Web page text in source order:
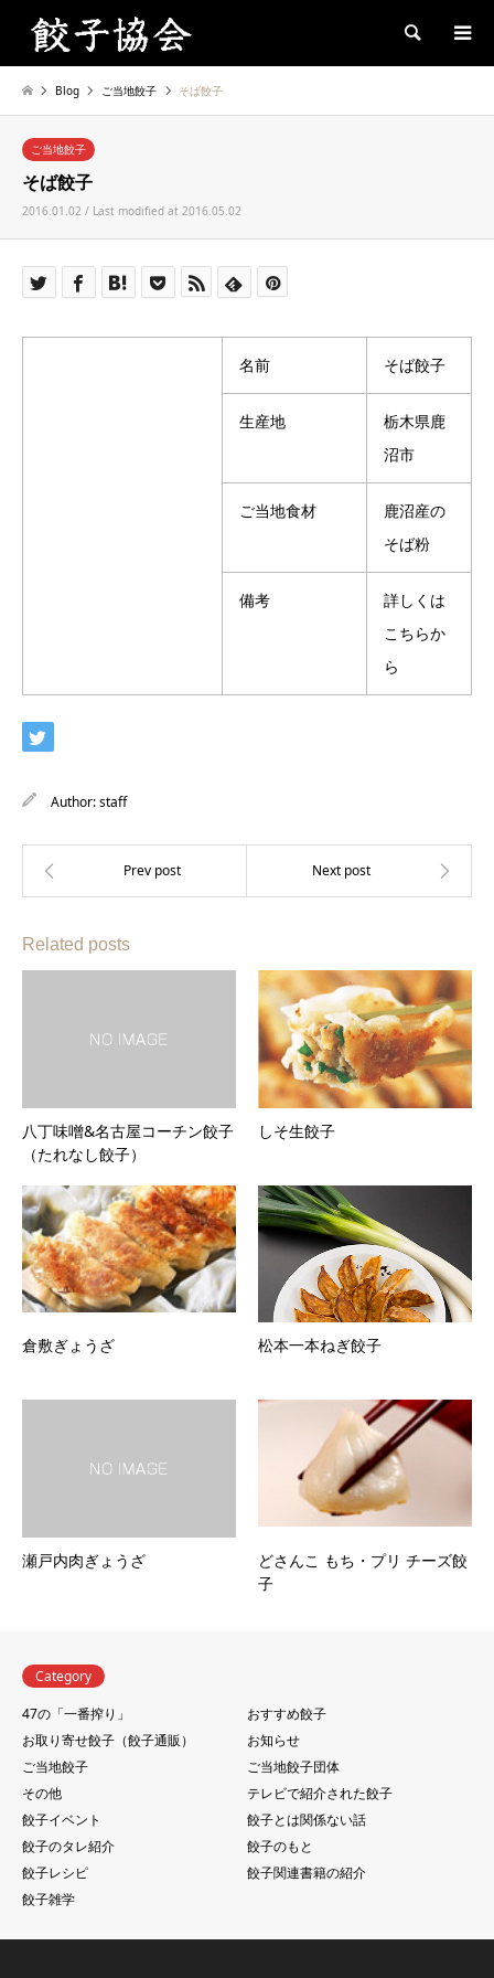
Search
Blog ご当地餃子 そば餃子
ご当地餃子
そば餃子
2016.01.02 / Last modified at 2016.05.02
名前 そば餃子
生産地
栃木県鹿
沼市
ご当地食材
鹿沼産の
そば粉
備考
詳しくは
こちらか
ら
Author:staff
Related posts
八丁味噌&名古屋コーチン餃子
（たれなし餃子）
しそ生餃子
倉敷ぎょうざ 松本一本ねぎ餃子
瀬戸内肉ぎょうざ
どさんこ もち・プリ チーズ餃
子
Category
47の「一番搾り」
おすすめ餃子
お取り寄せ餃子（餃子通販）
お知らせ
ご当地餃子
ご当地餃子団体
その他
テレビで紹介された餃子
餃子イベント
餃子とは関係ない話
餃子のタレ紹介
餃子のもと
餃子レシピ
餃子関連書籍の紹介
餃子雑学